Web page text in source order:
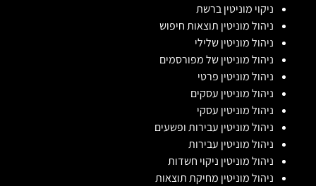
ניקוי מוניטין ברשת
ניהול מוניטין תוצאות חיפוש
ניהול מוניטין שלילי
ניהול מוניטין של מפורסמים
ניהול מוניטין פרטי
ניהול מוניטין עסקים
ניהול מוניטין עסקי
ניהול מוניטין עבירות ופשעים
ניהול מוניטין עבירות
ניהול מוניטין ניקוי חשדות
ניהול מוניטין מחיקת תוצאות